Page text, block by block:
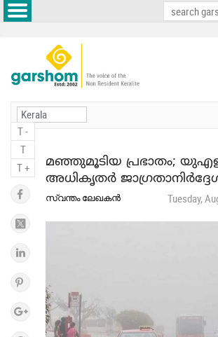
T -
T
T +
മഞ്ഞുമൂടിയ പ്രഭാതം;
അധികൃതര്‍
സ്വന്തം ലേഖകന്‍ Tuesday,